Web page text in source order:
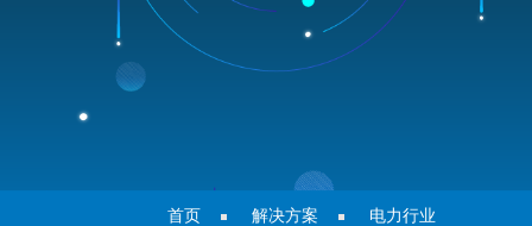
首页 解决方案 电力行业